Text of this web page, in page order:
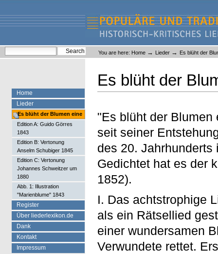
content.
navigation
Liederlexikon
Personal
tools
You are here: Home → Lieder → Es blüht der
Es blüht der
"Es blüht der
seit seiner
des 20.
Gedichtet hat es der
1852).
I. Das achtstrophige
als ein Rätsellied
einer wundersamen
Verwundete rettet.
Home
Lieder
Es blüht der Blumen eine
Edition A: Guido Görres
1843
Edition B: Vertonung
Anselm Schubiger 1845
Edition C: Vertonung
Johannes Schweitzer um
1880
Abb. 1: Illustration
"Marienblume" 1843
Register
Über liederlexikon.de
Dank
Kontakt
Impressum